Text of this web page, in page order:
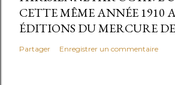
CETTE MÊME ANNÉE 1910
ÉDITIONS DU MERCURE
Partager Enregistrer un commentaire